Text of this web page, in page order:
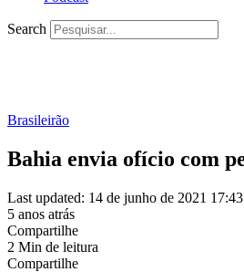
Search
Brasileirão
Bahia envia ofício com
Last updated: 14 de junho de 2021 17:43
5 anos atrás
Compartilhe
2 Min de leitura
Compartilhe